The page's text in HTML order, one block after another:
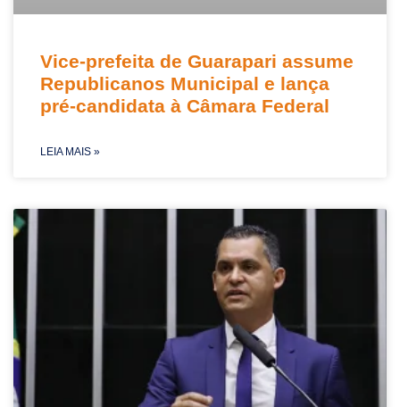
Vice-prefeita de Guarapari assume
Republicanos Municipal e lança
pré-candidata à Câmara Federal
LEIA MAIS »